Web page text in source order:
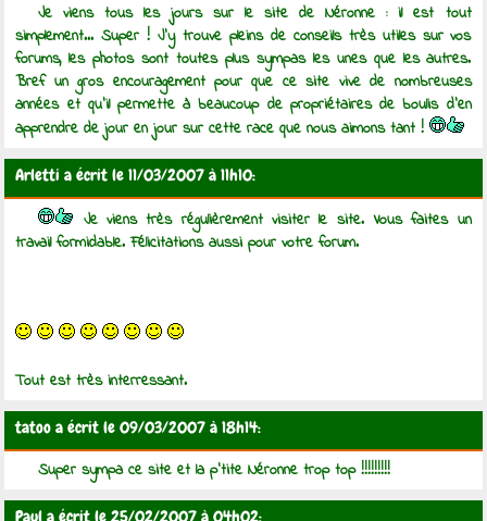
Je viens tous les jours sur le site de Néronne : il est tout
simplement... Super ! J'y trouve pleins de conseils très utiles sur vos
forums, les photos sont toutes plus sympas les unes que les autres.
Bref un gros encouragement pour que ce site vive de nombreuses
années et qu'il permette à beaucoup de propriétaires de boulis d'en
apprendre de jour en jour sur cette race que nous aimons tant !
Arletti a écrit le 11/03/2007 à 11h10:
Je viens très régulièrement visiter le site. Vous faites un
travail formidable. Félicitations aussi pour votre forum.
Tout est très interressant.
tatoo a écrit le 09/03/2007 à 18h14:
Super sympa ce site et la p'tite Néronne trop top !!!!!!!!!